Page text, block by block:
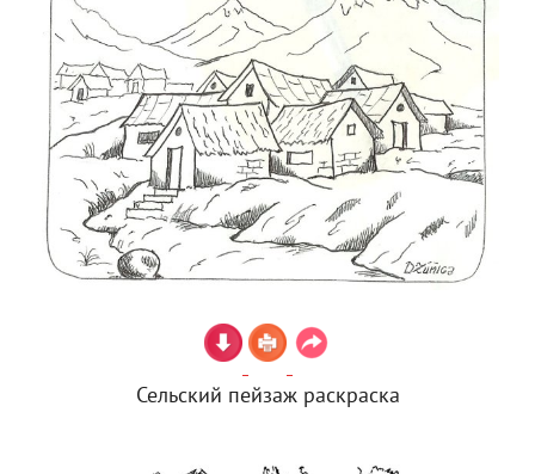
Сельский пейзаж раскраска